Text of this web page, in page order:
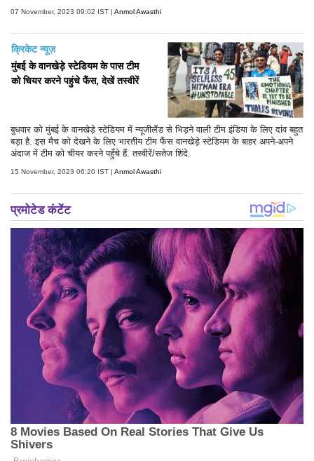
07 November, 2023 09:02 IST | Anmol Awasthi
क्रिकेट न्यूज़
मुंबई के वानखेड़े स्टेडियम के पास टीम
को चियर करने पहुंचे फैंस, देखें तस्वीरें
बुधवार को मुंबई के वानखेड़े स्टेडियम में न्यूजीलैंड से भिड़ने वाली टीम इंडिया के लिए दांव बहुत
बड़ा है. इस मैच को देखने के लिए भारतीय टीम फैंस वानखेड़े स्टेडियम के बाहर अपने-अपने
अंदाज में टीम को चीयर करने पहुँचे हैं. तस्वीरें/सतेज शिंदे.
15 November, 2023 06:20 IST | Anmol Awasthi